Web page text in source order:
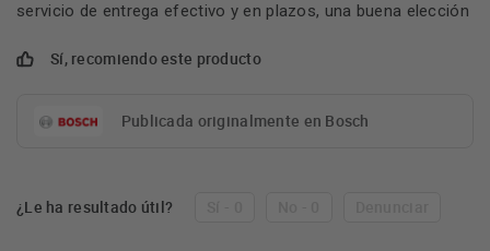
servicio de entrega efectivo y en plazos, una buena elección
Sí, recomiendo este producto
Publicada originalmente en Bosch
¿Le ha resultado útil?